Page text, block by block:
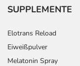
SUPPLEMENTE
Elotrans Reload
Eiweißpulver
Melatonin Spray